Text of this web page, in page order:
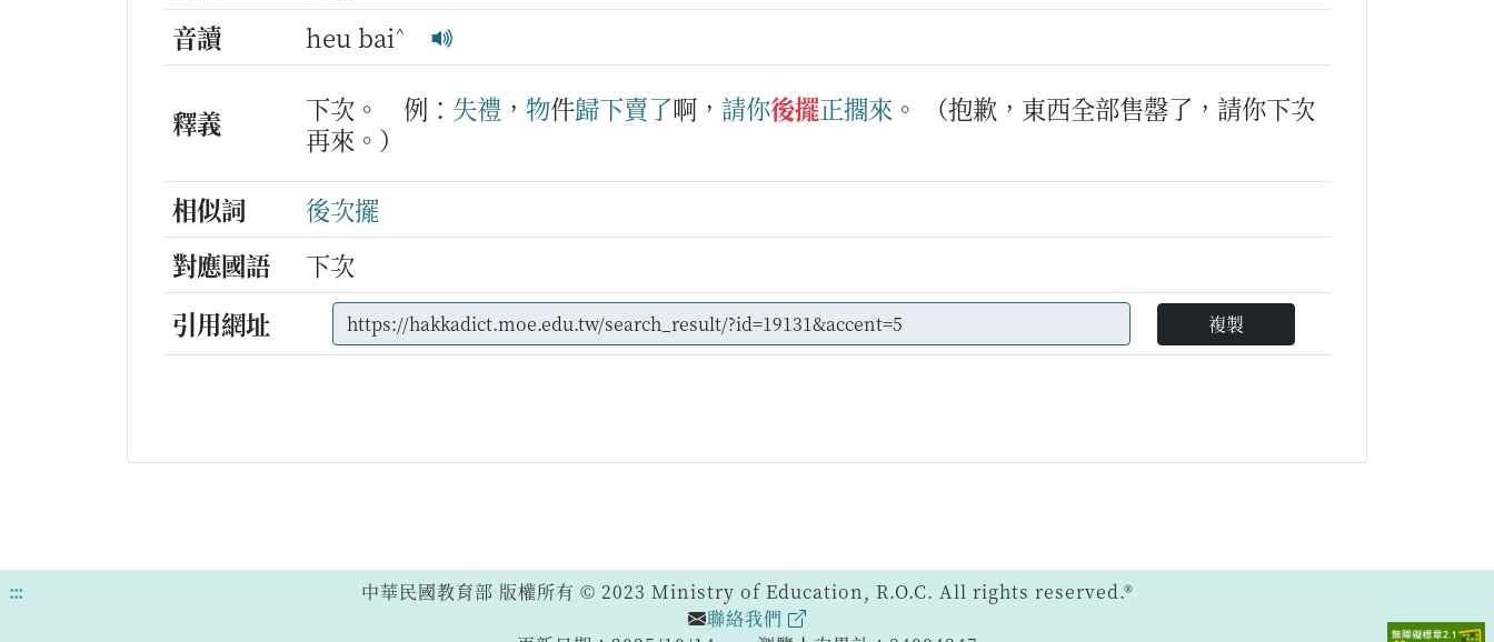
音讀
heu bai^
釋義 下次。 例： 失禮 ， 物件歸下賣了啊， 請你後擺正擱來 。
（抱歉，東西全部售罄了，請你下次
再來。）
相似詞
後次擺
對應國語
下次
引用網址
複製
:::
中華民國教育部 版權所有 © 2023 Ministry of Education, R.O.C. All rights reserved.®
聯絡我們